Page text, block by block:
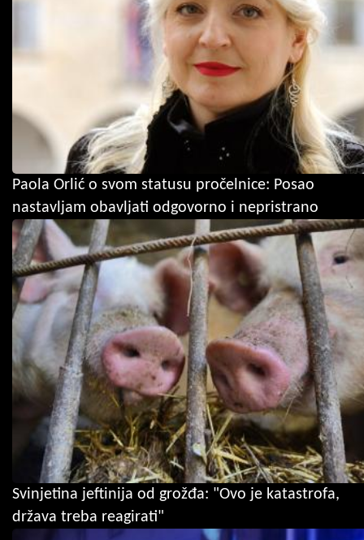
Paola Orlić o svom statusu pročelnice: Posao
nastavljam obavljati odgovorno i nepristrano
Svinjetina jeftinija od grožđa: "Ovo je katastrofa,
država treba reagirati"